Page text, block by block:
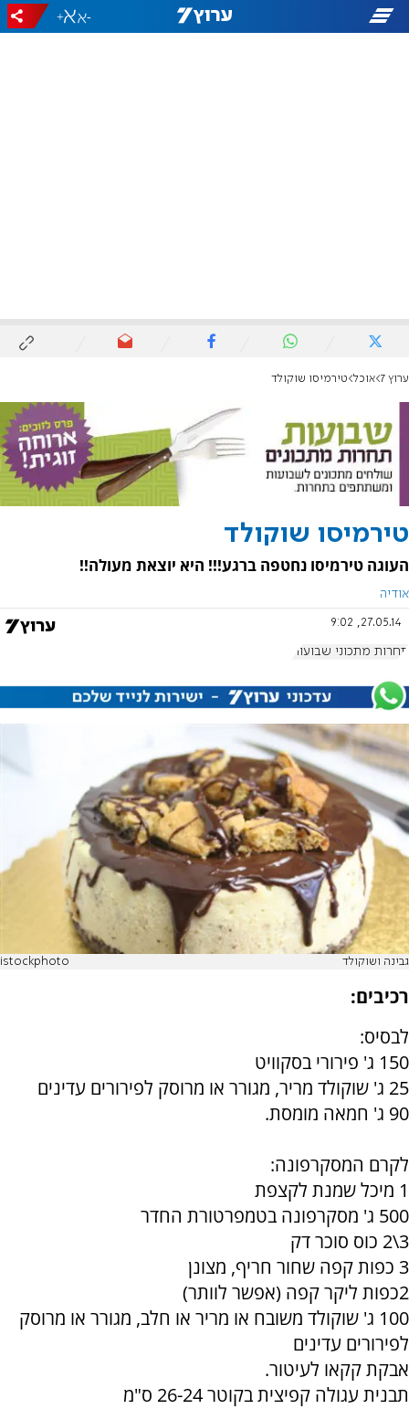
-
+
ערוץ 7 אוכל טירמיסו שוקולד
טירמיסו שוקולד
העוגה טירמיסו נחטפה ברגע!!! היא יוצאת מעולה!!
אודיה
27.05.14, 9:02
תחרות מתכוני שבועות
גבינה ושוקולד istockphoto
רכיבים:
לבסיס:
150 ג' פירורי בסקוויט
25 ג' שוקולד מריר, מגורר או מרוסק לפירורים עדינים
90 ג' חמאה מומסת.
לקרם המסקרפונה:
1 מיכל שמנת לקצפת
500 ג' מסקרפונה בטמפרטורת החדר
3\2 כוס סוכר דק
3 כפות קפה שחור חריף, מצונן
2כפות ליקר קפה (אפשר לוותר)
100 ג' שוקולד משובח או מריר או חלב, מגורר או מרוסק
לפירורים עדינים
אבקת קקאו לעיטור.
תבנית עגולה קפיצית בקוטר 26-24 ס"מ